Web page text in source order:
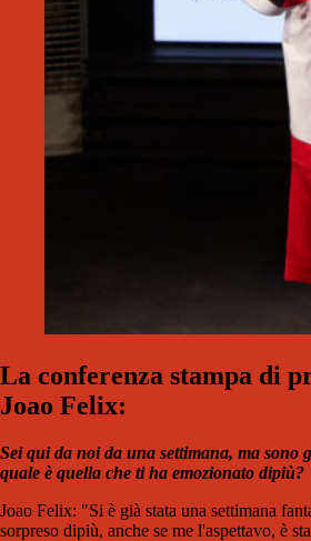
La conferenza stampa di
Joao Felix:
Sei qui da noi da una settimana, ma sono
quale è quella che ti ha emozionato dipiù?
Joao Felix: "Si è già stata una settimana
sorpreso dipiù, anche se me l'aspettavo, è